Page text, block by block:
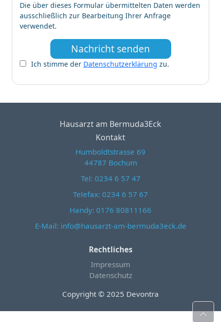
Die über dieses Formular übermittelten Daten werden
ausschließlich zur Bearbeitung Ihrer Anfrage
verwendet.
Nachricht senden
Ich stimme der Datenschutzerklärung zu.
Hausarzt am Bermuda3Eck
Kontakt
Humboldtstrasse 69
44787 Bochum
Tel: 0234 6 57 47
Telefax: 0234 6 57 67
Handy: 0176 80811166
E-Mail: info@hausarzt-am-bermuda3eck.de
Rechtliches
Impressum
Datenschutz
Copyright © 2025 Devontra